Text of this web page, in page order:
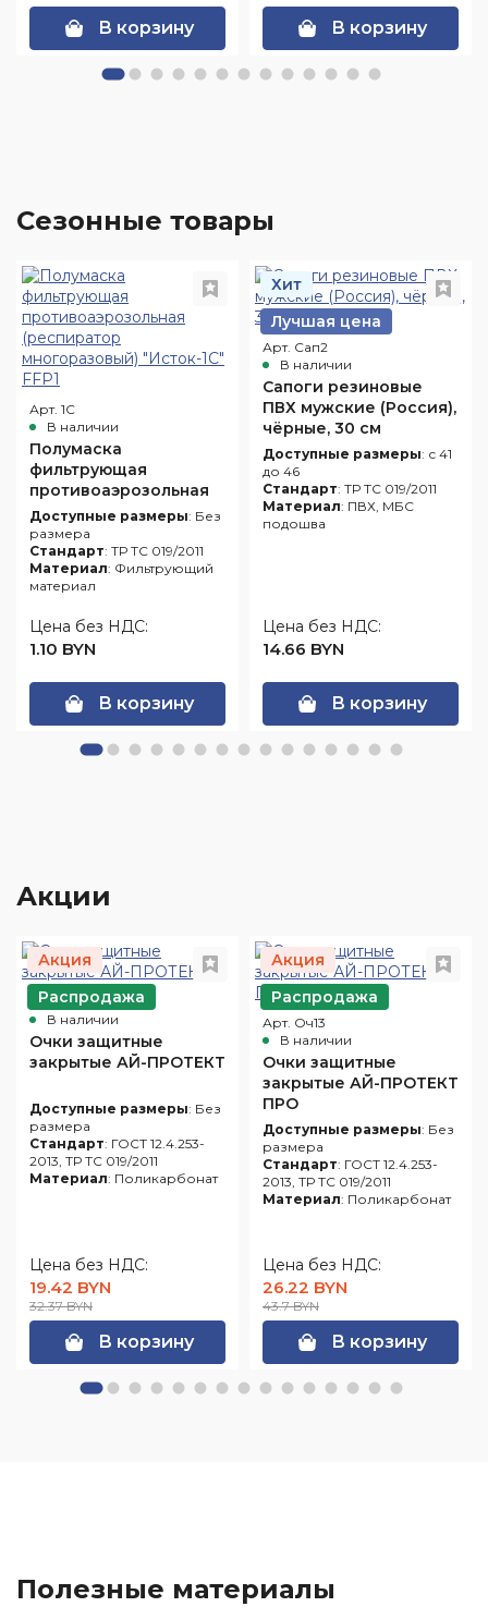
В корзину В корзину
Сезонные товары
Арт. 1С
В наличии
Полумаска
фильтрующая
противоаэрозольная
(респиратор
многоразовый)
"Исток-1С" FFP1
Доступные размеры: Без
размера
Стандарт: ТР ТС 019/2011
Материал: Фильтрующий
материал
Цена без НДС:
1.10 BYN
В корзину
Хит
Лучшая цена
Арт. Сап2
В наличии
Сапоги резиновые
ПВХ мужские (Россия),
чёрные, 30 см
Доступные размеры: с 41
до 46
Стандарт: ТР ТС 019/2011
Материал: ПВХ, МБС
подошва
Цена без НДС:
14.66 BYN
В корзину
Акции
Акция
Распродажа
Арт. Оч10
В наличии
Очки защитные
закрытые АЙ-ПРОТЕКТ
Доступные размеры: Без
размера
Стандарт: ГОСТ 12.4.253-
2013, ТР ТС 019/2011
Материал: Поликарбонат
Цена без НДС:
19.42 BYN
32.37 BYN
В корзину
Акция
Распродажа
Арт. Оч13
В наличии
Очки защитные
закрытые АЙ-ПРОТЕКТ
ПРО
Доступные размеры: Без
размера
Стандарт: ГОСТ 12.4.253-
2013, ТР ТС 019/2011
Материал: Поликарбонат
Цена без НДС:
26.22 BYN
43.7 BYN
В корзину
Полезные материалы